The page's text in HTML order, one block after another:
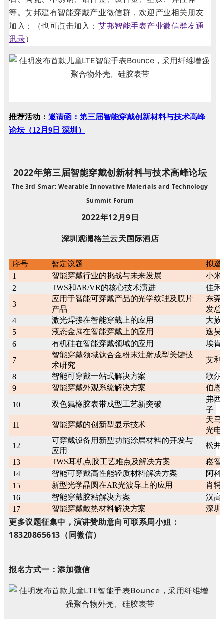
等。艾邦建有智能穿戴产业微信群，欢迎产业相关朋友
加入；（也可点击加入： 艾邦智能手表产业微信群友通
讯录）
推荐活动： 邀请函：第三届智能穿戴创新材料与技术高峰
论坛（12月9日 深圳）
2022年第三届智能穿戴创新材料与技术高峰论坛
The 3rd Smart Wearable Innovative Materials and Technology
Summit Forum
2022年12月9日
深圳观澜格兰云天国际酒店
序号 暂定议题
拟
1
智能穿戴行业的挑战与未来发展
小
2
TWS和AR/VR的核心技术演进
佳
3
应用于智能可穿戴产品的光学纹理及膜片
产品
东
发
4
激光焊接在智能穿戴上的应用
大
5
液态金属在智能穿戴上的应用
逸
6
有机硅在智能穿戴领域的应用
埃
7
智能穿戴领域钛合金粉末注射成型关键技
术研究
艾
8
智能可穿戴一站式解决方案
歌
9
智能穿戴外观系统解决方案
伯
10
双色氟橡胶表带成型工艺新突破
弗
子
11
智能穿戴的创新型显示技术
天
光
12
可穿戴设备用新型功能涂层材料的开发与
应用
松
13
TWS耳机点胶工艺难点及解决方案
崧
14
智能可穿戴高性能轻质材料解决方案
阿
15
新型光学晶圆在AR光波导上的应用
肖
16
智能穿戴胶粘解决方案
汉
17
智能穿戴散热材料解决方案 深
更多议题征集中，演讲赞助意向可联系周小姐：
18320865613（同微信）
报名方式一：添加微信